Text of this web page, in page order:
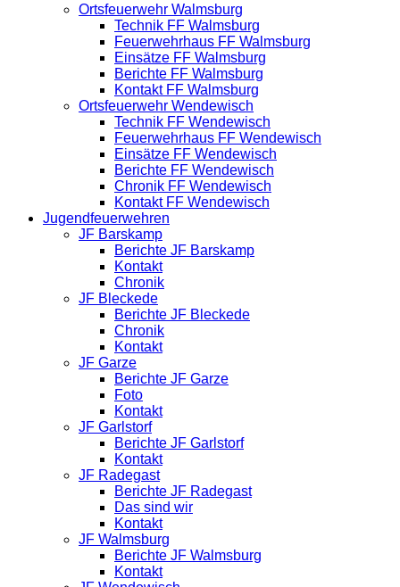
Ortsfeuerwehr Walmsburg
Technik FF Walmsburg
Feuerwehrhaus FF Walmsburg
Einsätze FF Walmsburg
Berichte FF Walmsburg
Kontakt FF Walmsburg
Ortsfeuerwehr Wendewisch
Technik FF Wendewisch
Feuerwehrhaus FF Wendewisch
Einsätze FF Wendewisch
Berichte FF Wendewisch
Chronik FF Wendewisch
Kontakt FF Wendewisch
Jugendfeuerwehren
JF Barskamp
Berichte JF Barskamp
Kontakt
Chronik
JF Bleckede
Berichte JF Bleckede
Chronik
Kontakt
JF Garze
Berichte JF Garze
Foto
Kontakt
JF Garlstorf
Berichte JF Garlstorf
Kontakt
JF Radegast
Berichte JF Radegast
Das sind wir
Kontakt
JF Walmsburg
Berichte JF Walmsburg
Kontakt